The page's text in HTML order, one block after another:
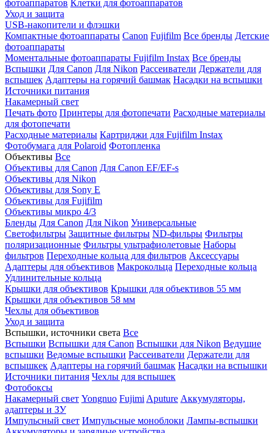
фотоаппаратов Клетки для фотоаппаратов
Уход и защита
USB-накопители и флэшки
Компактные фотоаппараты Canon Fujifilm Все бренды Детские
фотоаппараты
Моментальные фотоаппараты Fujifilm Instax Все бренды
Вспышки Для Canon Для Nikon Рассеиватели Держатели для
вспышек Адаптеры на горячий башмак Насадки на вспышки
Источники питания
Накамерный свет
Печать фото Принтеры для фотопечати Расходные материалы
для фотопечати
Расходные материалы Картриджи для Fujifilm Instax
Фотобумага для Polaroid Фотопленка
Объективы Все
Объективы для Canon Для Canon EF/EF-s
Объективы для Nikon
Объективы для Sony E
Объективы для Fujifilm
Объективы микро 4/3
Бленды Для Canon Для Nikon Универсальные
Светофильтры Защитные фильтры ND-фильры Фильтры
поляризационные Фильтры ультрафиолетовые Наборы
фильтров Переходные кольца для фильтров Аксессуары
Адаптеры для объективов Макрокольца Переходные кольца
Удлинительные кольца
Крышки для объективов Крышки для объективов 55 мм
Крышки для объективов 58 мм
Чехлы для объективов
Уход и защита
Вспышки, источники света Все
Вспышки Вспышки для Canon Вспышки для Nikon Ведущие
вспышки Ведомые вспышки Рассеиватели Держатели для
вспышкек Адаптеры на горячий башмак Насадки на вспышки
Источники питания Чехлы для вспышек
Фотобоксы
Накамерный свет Yongnuo Fujimi Aputure Аккумуляторы,
адаптеры и ЗУ
Импульсный свет Импульсные моноблоки Лампы-вспышки